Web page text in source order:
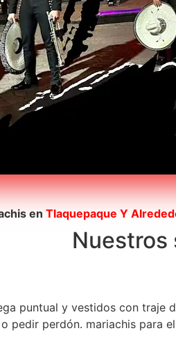
en Tlaquepaque Y
Nuestros
puntual y vestidos con
perdón. mariachis para